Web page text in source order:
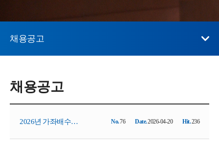
채용공고
채용공고
2026년 가좌배수지 No.76 Date.2026-04-20 Hit.236